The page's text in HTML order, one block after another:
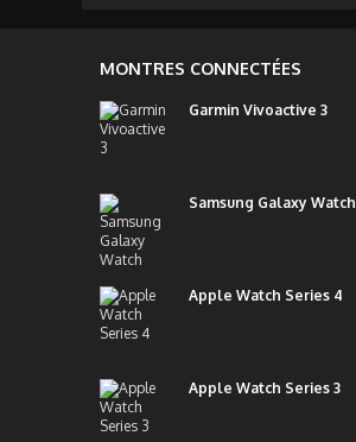
MONTRES CONNECTÉES
Garmin Vivoactive 3
Samsung Galaxy Watch
Apple Watch Series 4
Apple Watch Series 3